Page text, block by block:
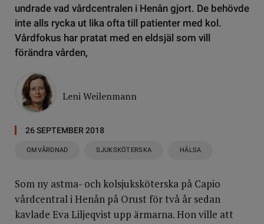
undrade vad vårdcentralen i Henån gjort. De behövde
inte alls rycka ut lika ofta till patienter med kol.
Vårdfokus har pratat med en eldsjäl som vill
förändra vården,
Leni Weilenmann
26 SEPTEMBER 2018
OMVÅRDNAD SJUKSKÖTERSKA HÄLSA
Som ny astma- och kolsjuksköterska på Capio
vårdcentral i Henån på Orust för två år sedan
kavlade Eva Liljeqvist upp ärmarna. Hon ville att